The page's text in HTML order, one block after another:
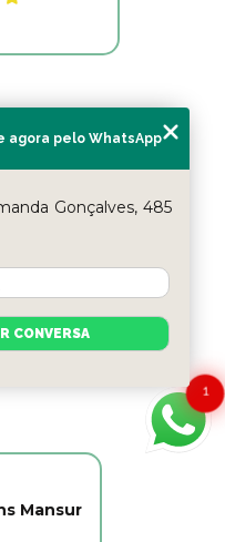
Mansur
1
agora pelo WhatsApp
Gonçalves, 485
CONVERSA